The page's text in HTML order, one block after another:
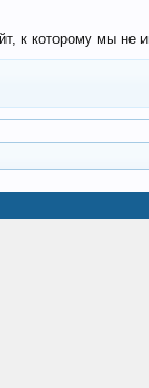
к которому мы